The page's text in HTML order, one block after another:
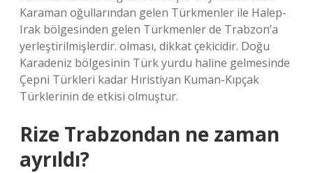
Karaman oğullarından gelen Türkmenler ile Halep-
Irak bölgesinden gelen Türkmenler de Trabzon’a
yerleştirilmişlerdir. olması, dikkat çekicidir. Doğu
Karadeniz bölgesinin Türk yurdu haline gelmesinde
Çepni Türkleri kadar Hıristiyan Kuman-Kıpçak
Türklerinin de etkisi olmuştur.
Rize Trabzondan ne zaman
ayrıldı?